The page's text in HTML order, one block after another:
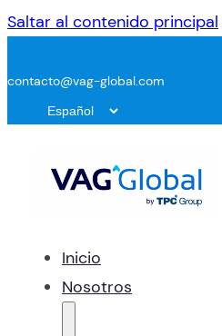
Saltar al contenido principal
contacto@vag-global.com
Inicio
Nosotros